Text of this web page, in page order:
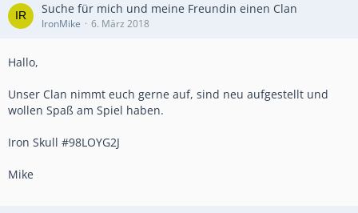
Suche für mich und meine Freundin einen Clan
IronMike 6. März 2018
Hallo,
Unser Clan nimmt euch gerne auf, sind neu aufgestellt und
wollen Spaß am Spiel haben.
Iron Skull #98LOYG2J
Mike